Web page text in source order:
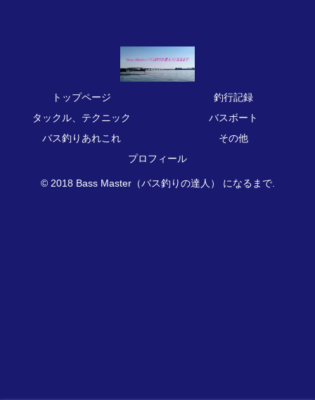
トップページ
釣行記録
タックル、テクニック
バスボート
バス釣りあれこれ
その他
プロフィール
© 2018 Bass Master（バス釣りの達人） になるまで.